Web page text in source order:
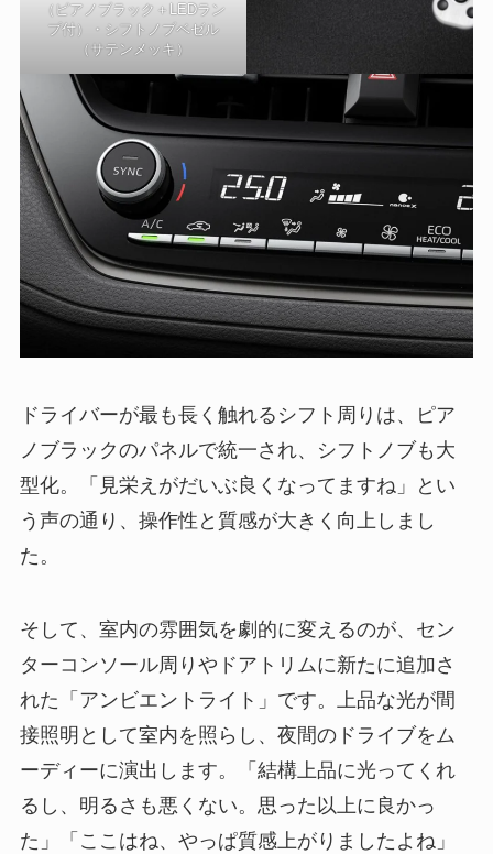
（ピアノブラック＋LEDラン
プ付）・シフトノブベゼル
（サテンメッキ）
ドライバーが最も長く触れるシフト周りは、ピア
ノブラックのパネルで統一され、シフトノブも大
型化。「見栄えがだいぶ良くなってますね」とい
う声の通り、操作性と質感が大きく向上しまし
た。
そして、室内の雰囲気を劇的に変えるのが、セン
ターコンソール周りやドアトリムに新たに追加さ
れた「アンビエントライト」です。上品な光が間
接照明として室内を照らし、夜間のドライブをム
ーディーに演出します。「結構上品に光ってくれ
るし、明るさも悪くない。思った以上に良かっ
た」「ここはね、やっぱ質感上がりましたよね」